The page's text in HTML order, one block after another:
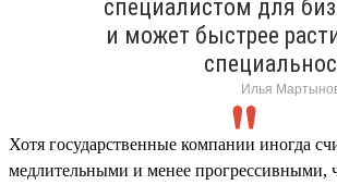
специалистом для
и может быстрее
Илья
Хотя государственные компании иногда
медлительными и менее прогрессивными,